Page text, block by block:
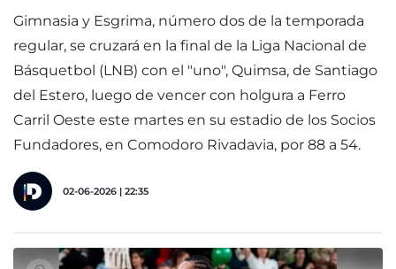
Gimnasia y Esgrima, número dos de la temporada
regular, se cruzará en la final de la Liga Nacional de
Básquetbol (LNB) con el "uno", Quimsa, de Santiago
del Estero, luego de vencer con holgura a Ferro
Carril Oeste este martes en su estadio de los Socios
Fundadores, en Comodoro Rivadavia, por 88 a 54.
02-06-2026 | 22:35